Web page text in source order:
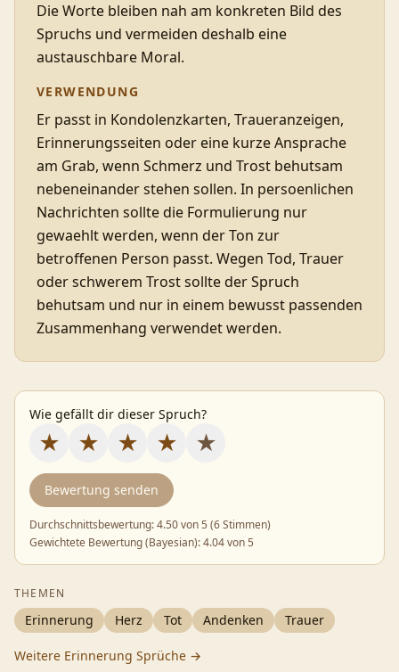
Die Worte bleiben nah am konkreten Bild des
Spruchs und vermeiden deshalb eine
austauschbare Moral.
VERWENDUNG
Er passt in Kondolenzkarten, Traueranzeigen,
Erinnerungsseiten oder eine kurze Ansprache
am Grab, wenn Schmerz und Trost behutsam
nebeneinander stehen sollen. In persoenlichen
Nachrichten sollte die Formulierung nur
gewaehlt werden, wenn der Ton zur
betroffenen Person passt. Wegen Tod, Trauer
oder schwerem Trost sollte der Spruch
behutsam und nur in einem bewusst passenden
Zusammenhang verwendet werden.
Wie gefällt dir dieser Spruch?
★ ★ ★ ★ ★
Bewertung senden
Durchschnittsbewertung:4.50von 5 (6 Stimmen)
Gewichtete Bewertung (Bayesian):4.04von 5
THEMEN
Erinnerung Herz Tot Andenken Trauer
Weitere Erinnerung Sprüche →